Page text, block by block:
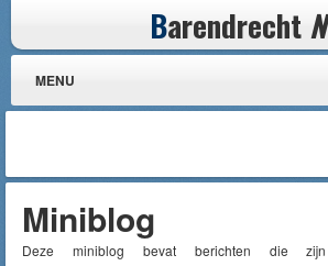
Barendrecht
MENU
Miniblog
Deze miniblog bevat berichten die